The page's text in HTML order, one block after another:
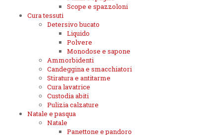
Scope e spazzoloni
Cura tessuti
Detersivo bucato
Liquido
Polvere
Monodose e sapone
Ammorbidenti
Candeggina e smacchiatori
Stiratura e antitarme
Cura lavatrice
Custodia abiti
Pulizia calzature
Natale e pasqua
Natale
Panettone e pandoro